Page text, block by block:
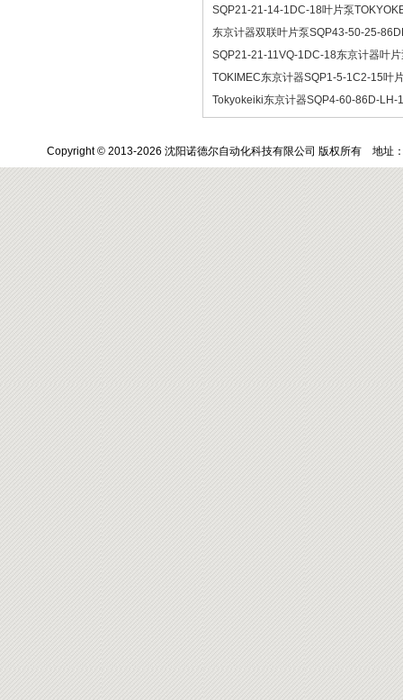
SQP21-21-14-1DC-18叶片泵
东京计器双联叶片泵SQP43-50-25-
SQP21-21-11VQ-1DC-18东京计器叶
TOKIMEC东京计器SQP1-5-1C2-15叶
Tokyokeiki东京计器SQP4-60-86D-LH-
Copyright © 2013-2026 沈阳诺德尔自动化科技有限公司 版权所有 地址